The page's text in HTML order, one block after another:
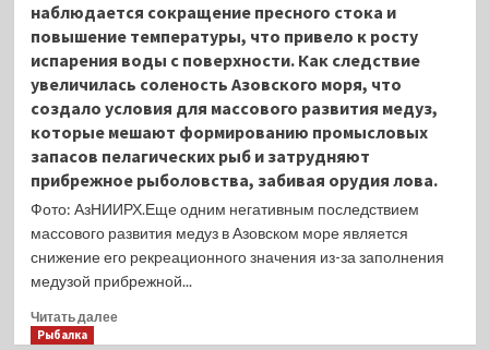
Пермских
рыболововВ
на
Камском
водохранилище
сотрудниками
Пермского
филиала
НИИ
рыбного
хозяйства
и
(ВНИРО)
проведен
наблюдается сокращение пресного стока и
повышение температуры, что привело к росту
испарения воды с поверхности. Как следствие
увеличилась соленость Азовского моря, что
создало условия для массового развития медуз,
которые мешают формированию промысловых
запасов пелагических рыб и затрудняют
прибрежное рыболовства, забивая орудия лова.
Фото: АзНИИРХ.Еще одним негативным последствием
массового развития медуз в Азовском море является
снижение его рекреационного значения из-за заполнения
медузой прибрежной...
Читать далееПрочитать
Рыбалка